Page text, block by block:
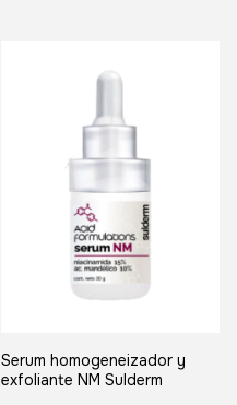
Serum homogeneizador y
exfoliante NM Sulderm